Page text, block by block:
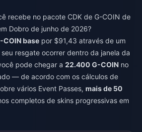
recebe no pacote CDK de G-COIN de
Dobro de junho de 2026?
COIN base por $91,43 através de um
resgate ocorrer dentro da janela da
pode chegar a 22.400 G-COIN no
— de acordo com os cálculos de
vários Event Passes, mais de 50
completos de skins progressivas em